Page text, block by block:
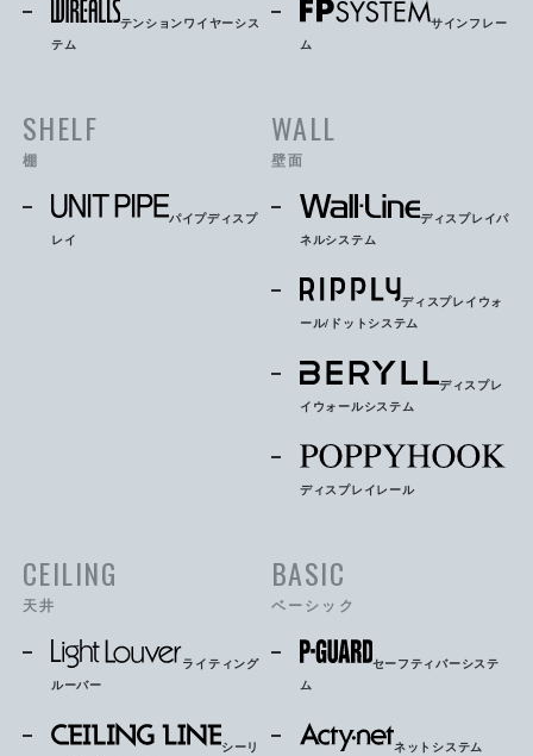
テンションワイヤーシス
テム
サインフレー
ム
SHELF
棚
パイプディスプ
レイ
WALL
壁面
ディスプレイパ
ネルシステム
ディスプレイウォ
ール/ドットシステム
ディスプレ
イウォールシステム
ディスプレイレール
CEILING
天井
ライティング
ルーバー
シーリ
BASIC
ベーシック
セーフティバーシステ
ム
ネットシステム